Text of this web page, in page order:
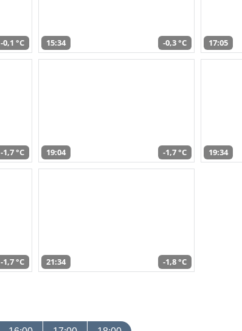
-0,1 °C 15:34 -0,3 °C 17:05
-1,7 °C 19:04 -1,7 °C 19:34
-1,7 °C 21:34 -1,8 °C